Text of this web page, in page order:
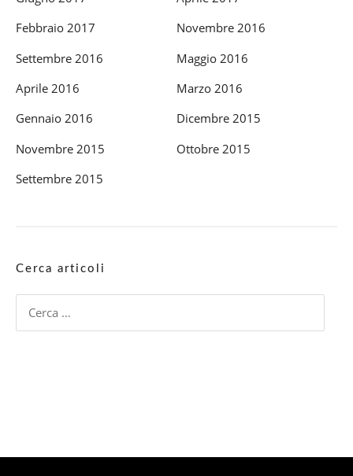
Febbraio 2017
Novembre 2016
Settembre 2016
Maggio 2016
Aprile 2016
Marzo 2016
Gennaio 2016
Dicembre 2015
Novembre 2015
Ottobre 2015
Settembre 2015
Cerca articoli
per: